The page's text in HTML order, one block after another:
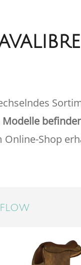
Modelle
Online-Shop
FLOW